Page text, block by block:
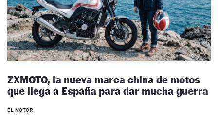
ZXMOTO, la nueva marca china de motos
que llega a España para dar mucha guerra
EL MOTOR